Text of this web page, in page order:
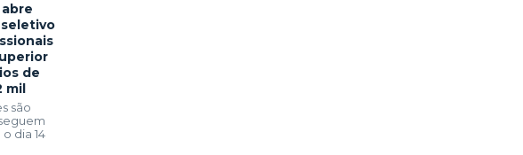
abre
de
mil
são
dia 14